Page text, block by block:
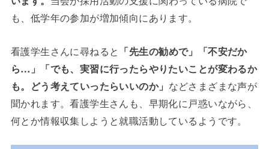
も、低学年の参加が増加傾向にあります。
看護学生さんに尋ねると 「先生の勧めで」「不安だか
ら…」「でも、実習に行ったらやりたいことが変わるか
も。どう考えていったらいいのか」 などさまざまな声が
聞かれます。看護学生さんも、早期化に戸惑いながら、
何とか情報収集しようと就職活動しているようです。